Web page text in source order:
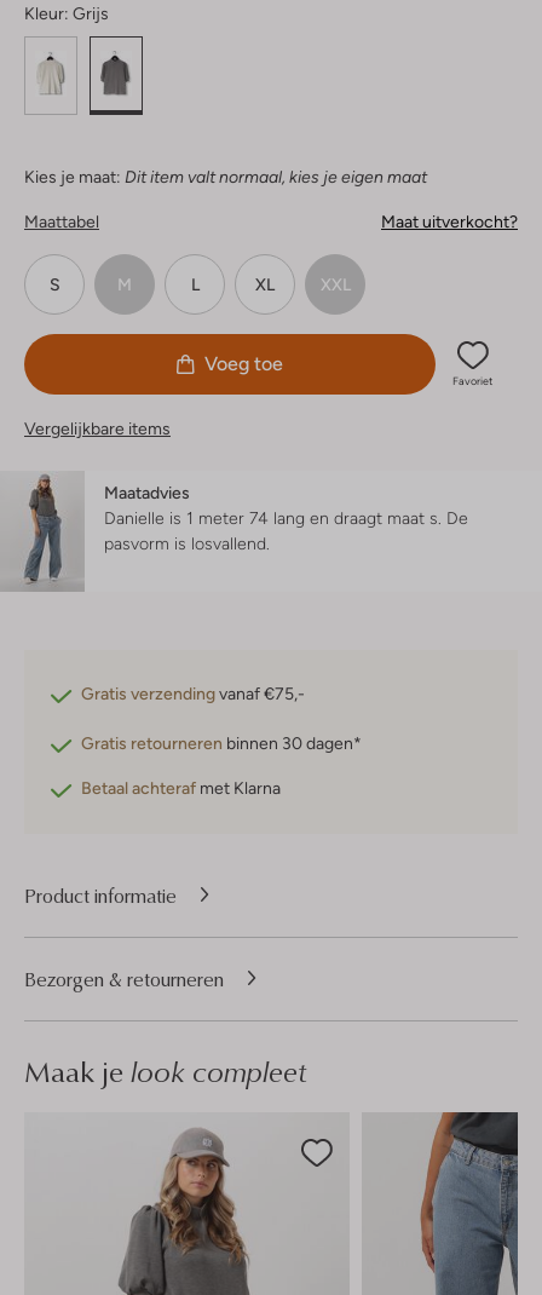
Kleur: Grijs
Kies je maat: Dit item valt normaal, kies je eigen maat
Maattabel Maat uitverkocht?
S M L XL XXL
Voeg toe
Favoriet
Vergelijkbare items
Maatadvies
Danielle is 1 meter 74 lang en draagt maat s. De
pasvorm is losvallend
Gratis verzendingvanaf €75,-
Gratis retourneren binnen 30 dagen*
Betaal achteraf met Klarna
Product informatie
Bezorgen & retourneren
Maak je look compleet